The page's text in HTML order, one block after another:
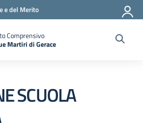
e del Merito
Comprensivo
Martiri di Gerace
SCUOLA